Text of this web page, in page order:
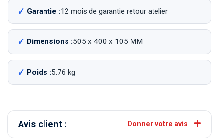
Garantie :12 mois de garantie retour atelier
Dimensions :505 x 400 x 105 MM
Poids :5.76 kg
Avis client : Donner votre avis